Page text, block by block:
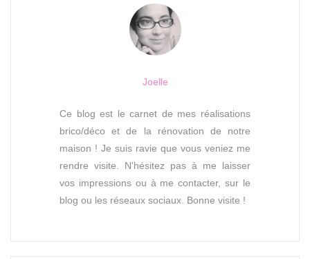
Joelle
Ce blog est le carnet de mes réalisations
brico/déco et de la rénovation de notre
maison ! Je suis ravie que vous veniez me
rendre visite. N'hésitez pas à me laisser
vos impressions ou à me contacter, sur le
blog ou les réseaux sociaux. Bonne visite !